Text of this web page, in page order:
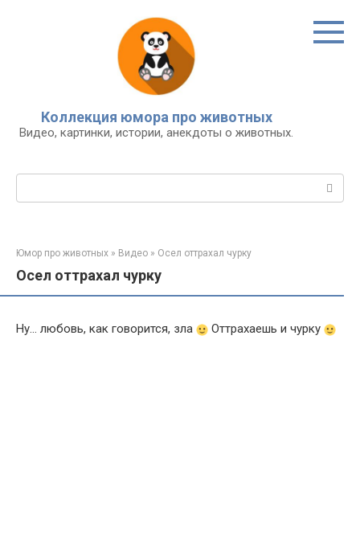
Коллекция юмора про животных
Видео, картинки, истории, анекдоты о животных.
Юмор про животных » Видео » Осел оттрахал чурку
Осел оттрахал чурку
Ну… любовь, как говорится, зла Оттрахаешь и чурку